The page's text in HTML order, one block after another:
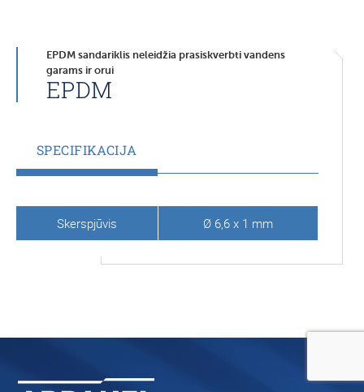
EPDM sandariklis neleidžia prasiskverbti vandens
garams ir orui
EPDM
SPECIFIKACIJA
Skerspjūvis Ø 6,6 x 1 mm